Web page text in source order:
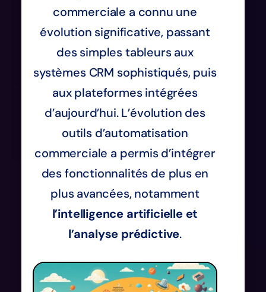
commerciale a connu une
évolution significative, passant
des simples tableurs aux
systèmes CRM sophistiqués, puis
aux plateformes intégrées
d’aujourd’hui. L’évolution des
outils d’automatisation
commerciale a permis d’intégrer
des fonctionnalités de plus en
plus avancées, notamment
l’intelligence artificielle et
l’analyse prédictive.